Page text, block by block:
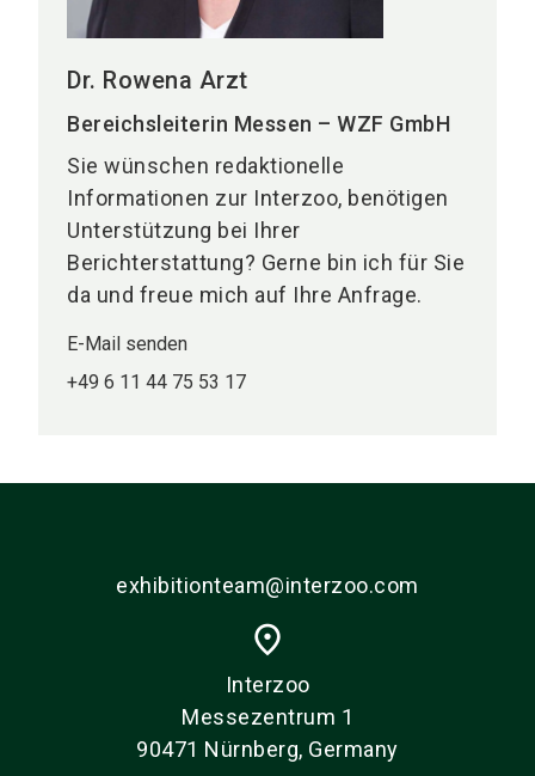
Dr. Rowena Arzt
Bereichsleiterin Messen – WZF GmbH
Sie wünschen redaktionelle
Informationen zur Interzoo, benötigen
Unterstützung bei Ihrer
Berichterstattung? Gerne bin ich für Sie
da und freue mich auf Ihre Anfrage.
E-Mail senden
+49 6 11 44 75 53 17
exhibitionteam@interzoo.com
place
Interzoo
Messezentrum 1
90471 Nürnberg, Germany